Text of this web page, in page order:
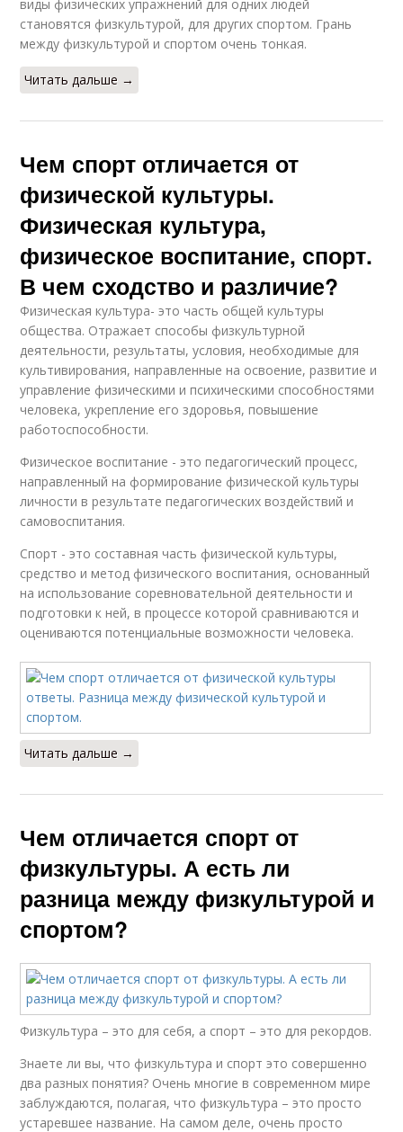
виды физических упражнений для одних людей
становятся физкультурой, для других спортом. Грань
между физкультурой и спортом очень тонкая.
Читать дальше →
Чем спорт отличается от
физической культуры.
Физическая культура,
физическое воспитание, спорт.
В чем сходство и различие?
Физическая культура- это часть общей культуры
общества. Отражает способы физкультурной
деятельности, результаты, условия, необходимые для
культивирования, направленные на освоение, развитие и
управление физическими и психическими способностями
человека, укрепление его здоровья, повышение
работоспособности.
Физическое воспитание - это педагогический процесс,
направленный на формирование физической культуры
личности в результате педагогических воздействий и
самовоспитания.
Спорт - это составная часть физической культуры,
средство и метод физического воспитания, основанный
на использование соревновательной деятельности и
подготовки к ней, в процессе которой сравниваются и
оцениваются потенциальные возможности человека.
Читать дальше →
Чем отличается спорт от
физкультуры. А есть ли
разница между физкультурой и
спортом?
Физкультура – это для себя, а спорт – это для рекордов.
Знаете ли вы, что физкультура и спорт это совершенно
два разных понятия? Очень многие в современном мире
заблуждаются, полагая, что физкультура – это просто
устаревшее название. На самом деле, очень просто